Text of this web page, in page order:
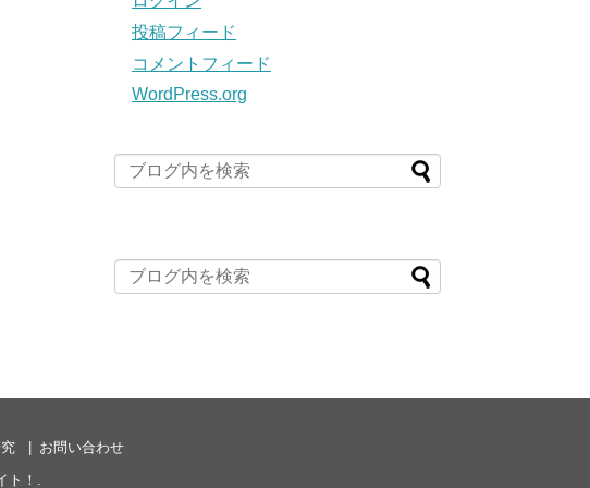
投稿フィード
コメントフィード
WordPress.org
お問い合わせ
！